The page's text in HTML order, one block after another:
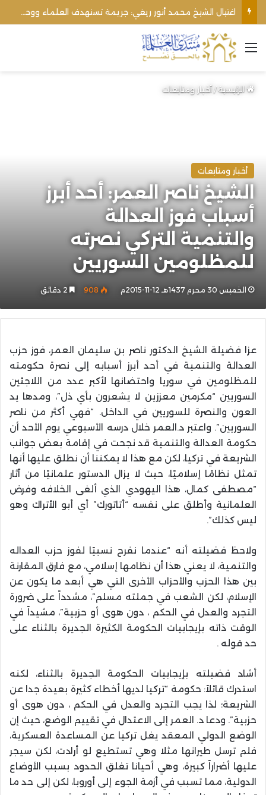
القائمة
الرئيسية/أخبار ومتابعات
أخبار ومتابعات
الشيخ ناصر العمر: أحد أبرز
أسباب فوز العدالة
والتنمية التركي نصرته
للمظلومين السوريين
الخميس 30 محرم 1437هـ 12-11-2015م 908
عزا فضيلة الشيخ الدكتور ناصر بن سليمان العمر، فوز حزب
العدالة والتنمية في أحد أبرز أسبابه إلى نصرة حكومته
للمظلومين في سوريا واحتضانها لأكبر عدد من اللاجئين
السوريين “مكرمين معززين لا يشعرون بأي ذل”، ومدها يد
العون والنصرة للسوريين في الداخل. “فهي أكثر من ناصر
السوريين”. واعتبر د.العمر خلال درسه الأسبوعي يوم الأحد أن
حكومة العدالة والتنمية قد نجحت في إقامة بعض جوانب
الشريعة في تركيا، لكن مع هذا لا يمكننا أن نطلق عليها أنها
تمثل نظامًا إسلاميًا، حيث لا يزال الدستور علمانيًا من آثار
“مصطفى كمال، هذا اليهودي الذي ألغى الخلافه وفرض
العلمانية وأطلق على نفسه “أتاتورك” أي أبو الأتراك وهو
ليس كذلك”.
ولاحظ فضيلته أنه “عندما نفرح نسبيًا لفوز حزب العداله
والتنمية، لا يعني هذا أن نظامها إسلامي، مع فارق المقارنة
بين هذا الحزب والأحزاب الأخرى التي هي أبعد ما يكون عن
الإسلام، لكن الشعب في جملته مسلم”، مشدداً على ضرورة
التجرد والعدل في الحكم ، دون هوى أو حزبية”، مشيداً في
الوقت ذاته بإيجابيات الحكومة الكثيرة الجديرة بالثناء على
حد قوله .
أشاد فضيلته بإيجابيات الحكومة الجديرة بالثناء، لكنه
استدرك قائلاً: حكومة “تركيا لديها أخطاء كثيرة بعيدة جدا عن
الشريعة؛ لذا يجب التجرد والعدل في الحكم ، دون هوى أو
حزبية”. ودعا د. العمر إلى الاعتدال في تقييم الوضع، حيث إن
الوضع الدولي المعقد يغل تركيا عن المساعدة العسكرية،
فلم ترسل طيرانها مثلا وهي تستطيع لو أرادت، لكن سيجر
عليها أضراراً كبيرة، وهي أحيانا تغلق الحدود بسبب الأوضاع
الدولية، مما تسبب في أزمة الجوء إلى أوروبا، لكن إلى حد ما